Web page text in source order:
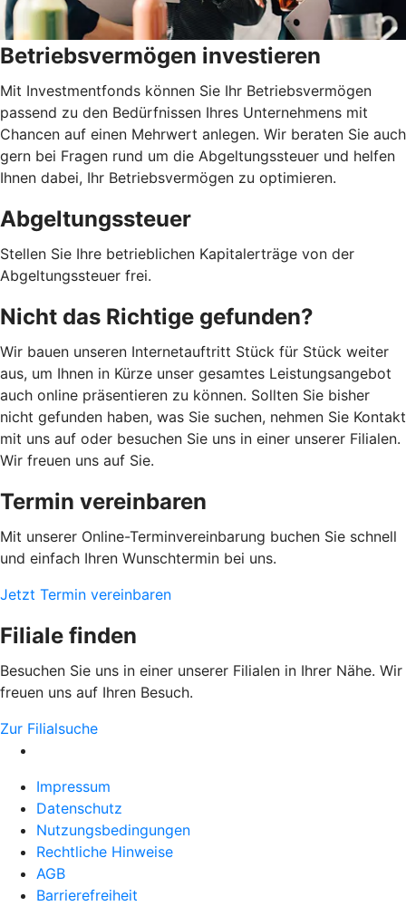
Betriebsvermögen investieren
Mit Investmentfonds können Sie Ihr Betriebsvermögen
passend zu den Bedürfnissen Ihres Unternehmens mit
Chancen auf einen Mehrwert anlegen. Wir beraten Sie auch
gern bei Fragen rund um die Abgeltungssteuer und helfen
Ihnen dabei, Ihr Betriebsvermögen zu optimieren.
Abgeltungssteuer
Stellen Sie Ihre betrieblichen Kapitalerträge von der
Abgeltungssteuer frei.
Nicht das Richtige gefunden?
Wir bauen unseren Internetauftritt Stück für Stück weiter
aus, um Ihnen in Kürze unser gesamtes Leistungsangebot
auch online präsentieren zu können. Sollten Sie bisher
nicht gefunden haben, was Sie suchen, nehmen Sie Kontakt
mit uns auf oder besuchen Sie uns in einer unserer Filialen.
Wir freuen uns auf Sie.
Termin vereinbaren
Mit unserer Online-Terminvereinbarung buchen Sie schnell
und einfach Ihren Wunschtermin bei uns.
Jetzt Termin vereinbaren
Filiale finden
Besuchen Sie uns in einer unserer Filialen in Ihrer Nähe. Wir
freuen uns auf Ihren Besuch.
Zur Filialsuche
Impressum
Datenschutz
Nutzungsbedingungen
Rechtliche Hinweise
AGB
Barrierefreiheit